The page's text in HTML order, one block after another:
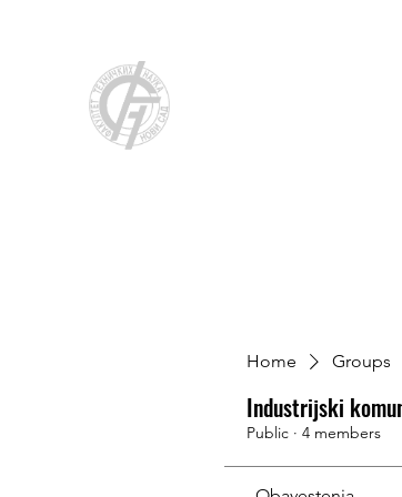
Home Groups
Industrijski
Public · 4 members